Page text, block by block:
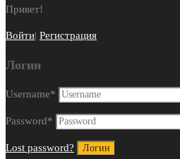
Привет!
Войти| Регистрация
Логин
Username*
Password*
Lost password?